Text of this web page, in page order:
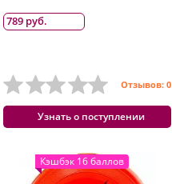
789 руб.
Отзывов: 0
Узнать о поступлении
Кэшбэк 16 баллов